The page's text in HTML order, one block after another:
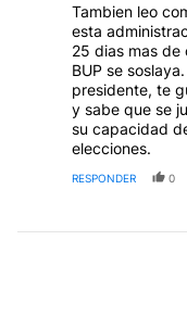
Tambien leo
esta
25 dias mas de
BUP se
presidente, te
y sabe que se
su capacidad
elecciones.
RESPONDER 0